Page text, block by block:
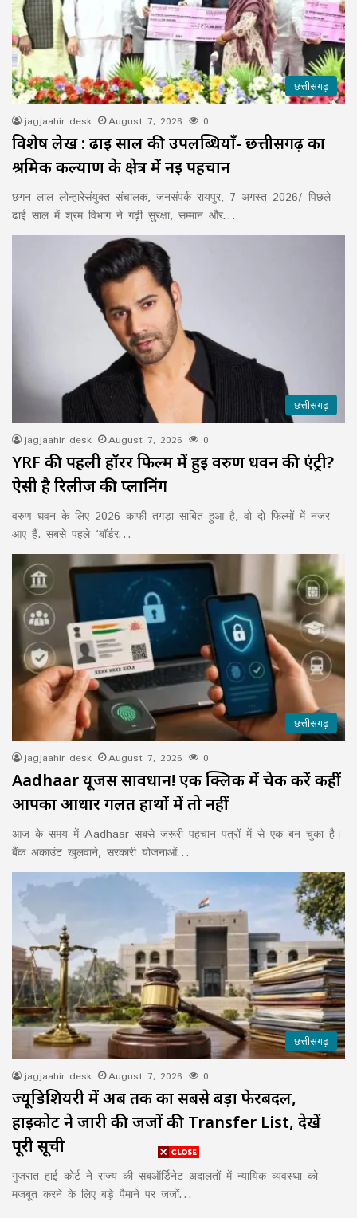
छत्तीसगढ़
jagjaahir desk August 7, 2026 0
विशेष लेख : ढाई साल की उपलब्धियाँ- छत्तीसगढ़ का
श्रमिक कल्याण के क्षेत्र में नई पहचान
छगन लाल लोन्हारेसंयुक्त संचालक, जनसंपर्क रायपुर, 7 अगस्त 2026/ पिछले
ढाई साल में श्रम विभाग ने गढ़ी सुरक्षा, सम्मान और…
छत्तीसगढ़
jagjaahir desk August 7, 2026 0
YRF की पहली हॉरर फिल्म में हुई वरुण धवन की एंट्री?
ऐसी है रिलीज की प्लानिंग
वरुण धवन के लिए 2026 काफी तगड़ा साबित हुआ है, वो दो फिल्मों में नजर
आए हैं. सबसे पहले ‘बॉर्डर…
छत्तीसगढ़
jagjaahir desk August 7, 2026 0
Aadhaar यूजर्स सावधान! एक क्लिक में चेक करें कहीं
आपका आधार गलत हाथों में तो नहीं
आज के समय में Aadhaar सबसे जरूरी पहचान पत्रों में से एक बन चुका है।
बैंक अकाउंट खुलवाने, सरकारी योजनाओं…
छत्तीसगढ़
jagjaahir desk August 7, 2026 0
ज्यूडिशियरी में अब तक का सबसे बड़ा फेरबदल,
हाईकोर्ट ने जारी की जजों की Transfer List, देखें
पूरी सूची
गुजरात हाई कोर्ट ने राज्य की सबऑर्डिनेट अदालतों में न्यायिक व्यवस्था को
मजबूत करने के लिए बड़े पैमाने पर जजों…